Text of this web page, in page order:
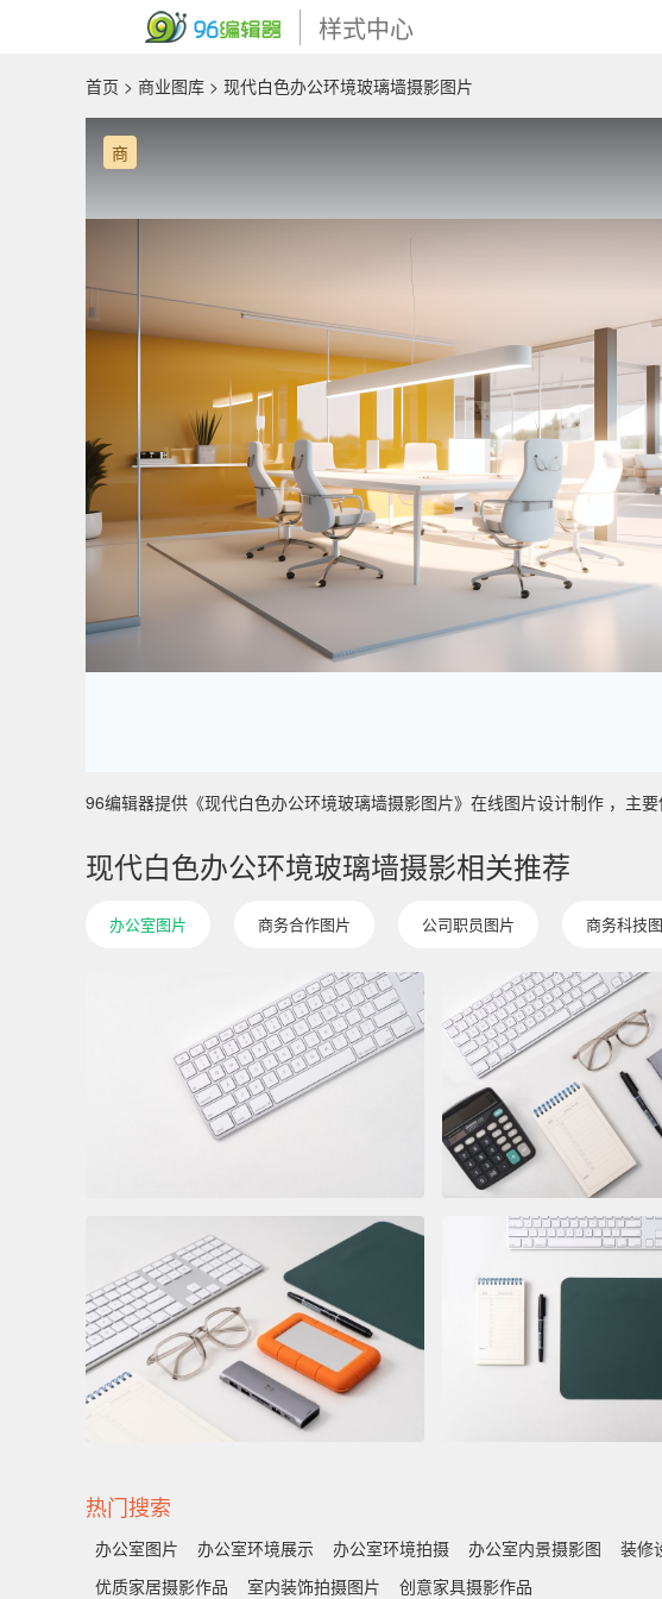
样式中心
首页 > 商业图库 > 现代白色办公环境玻璃墙摄影图片
商
96编辑器提供《现代白色办公环境玻璃墙摄影图片》在线图片设计制作 ，主
现代白色办公环境玻璃墙摄影相关推荐
办公室图片 商务合作图片 公司职员图片 商务科技
热门搜索
办公室图片 办公室环境展示 办公室环境拍摄 办公室内景摄影图 装修
优质家居摄影作品
室内装饰拍摄图片 创意家具摄影作品